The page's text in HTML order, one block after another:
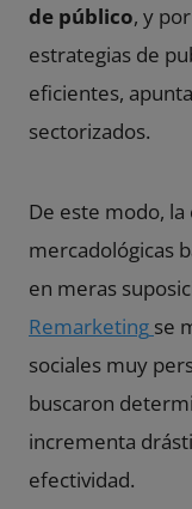
de público, y
estrategias de
eficientes,
sectorizados.
De este modo,
mercadológicas
en meras
Remarketing se
sociales muy
buscaron
incrementa
efectividad.